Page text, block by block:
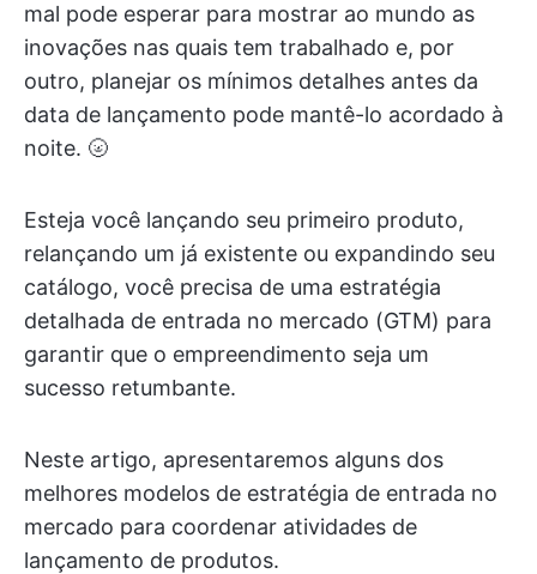
mal pode esperar para mostrar ao mundo as
inovações nas quais tem trabalhado e, por
outro, planejar os mínimos detalhes antes da
data de lançamento pode mantê-lo acordado à
noite. 🌝
Esteja você lançando seu primeiro produto,
relançando um já existente ou expandindo seu
catálogo, você precisa de uma estratégia
detalhada de entrada no mercado (GTM) para
garantir que o empreendimento seja um
sucesso retumbante.
Neste artigo, apresentaremos alguns dos
melhores modelos de estratégia de entrada no
mercado para coordenar atividades de
lançamento de produtos.